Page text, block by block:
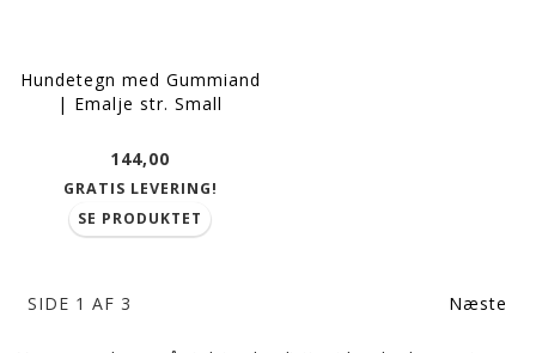
Hundetegn med Gummiand
| Emalje str. Small
144,00
GRATIS LEVERING!
SE PRODUKTET
SIDE 1 AF 3 Næste